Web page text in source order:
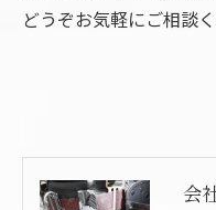
どうぞお気軽にご相談く
会